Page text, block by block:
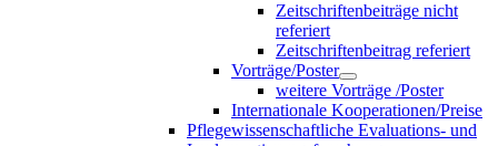
Zeitschriftenbeiträge nicht
referiert
Zeitschriftenbeitrag referiert
Vorträge/Poster
weitere Vorträge /Poster
Internationale Kooperationen/Preise
Pflegewissenschaftliche Evaluations- und